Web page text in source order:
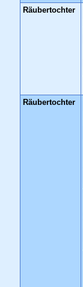
Räubertochter
Räubertochter